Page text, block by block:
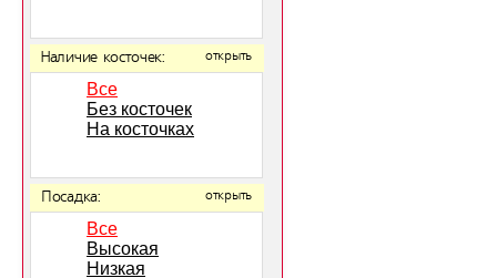
Наличие косточек: открыть
Все
Без косточек
На косточках
Посадка: открыть
Все
Высокая
Низкая